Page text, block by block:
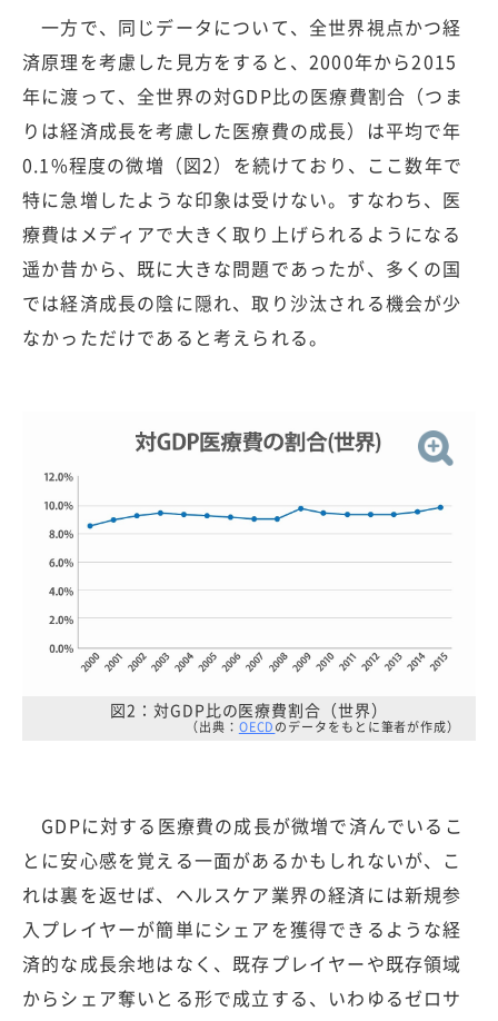
一方で、同じデータについて、全世界視点かつ経
済原理を考慮した見方をすると、2000年から2015
年に渡って、全世界の対GDP比の医療費割合（つま
りは経済成長を考慮した医療費の成長）は平均で年
0.1%程度の微増（図2）を続けており、ここ数年で
特に急増したような印象は受けない。すなわち、医
療費はメディアで大きく取り上げられるようになる
遥か昔から、既に大きな問題であったが、多くの国
では経済成長の陰に隠れ、取り沙汰される機会が少
なかっただけであると考えられる。
図2：対GDP比の医療費割合（世界）
（出典： OECDのデータをもとに筆者が作成）
GDPに対する医療費の成長が微増で済んでいるこ
とに安心感を覚える一面があるかもしれないが、こ
れは裏を返せば、ヘルスケア業界の経済には新規参
入プレイヤーが簡単にシェアを獲得できるような経
済的な成長余地はなく、既存プレイヤーや既存領域
からシェア奪いとる形で成立する、いわゆるゼロサ